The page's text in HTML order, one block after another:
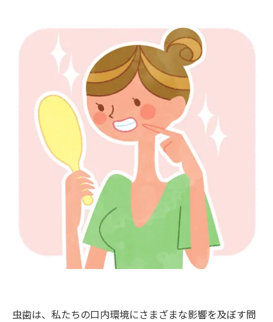
虫歯は、私たちの口内環境にさまざまな影響を及ぼす問